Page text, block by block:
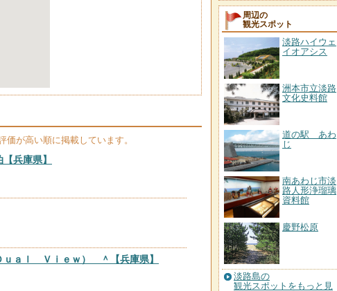
価が高い順に掲載しています。
【兵庫県】
ｕａｌ Ｖｉｅｗ） ＾ 【兵庫県】
周辺の
観光スポット
淡路ハイウェ
イオアシス
洲本市立淡路
文化史料館
道の駅 あわ
じ
南あわじ市淡
路人形浄瑠璃
資料館
慶野松原
淡路島の
観光スポットをもっと見